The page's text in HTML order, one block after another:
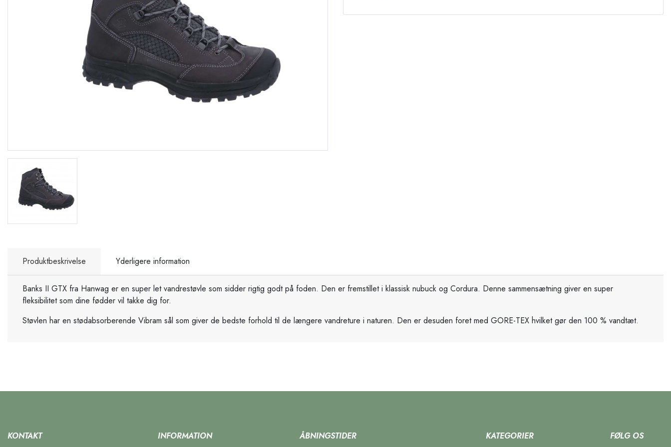
Produktbeskrivelse Yderligere information
Banks II GTX fra Hanwag er en super let vandrestøvle som sidder rigtig godt på foden. Den er fremstillet i klassisk nubuck og Cordura. Denne sammensætning giver en super
fleksibilitet som dine fødder vil takke dig for.
Støvlen har en stødabsorberende Vibram sål som giver de bedste forhold til de længere vandreture i naturen. Den er desuden foret med GORE-TEX hvilket gør den 100 % vandtæt.
KONTAKT INFORMATION ÅBNINGSTIDER KATEGORIER FØLG OS